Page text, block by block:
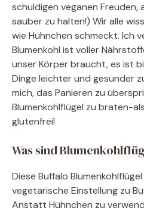
schuldigen veganen Freuden,
sauber zu halten!) Wir alle
wie Hühnchen schmeckt. Ich
Blumenkohl ist voller
unser Körper braucht, es ist
Dinge leichter und gesünder
mich, das Panieren zu
Blumenkohlflügel zu braten-
glutenfrei!
Was sind
Diese Buffalo
vegetarische Einstellung zu
Anstatt Hühnchen zu